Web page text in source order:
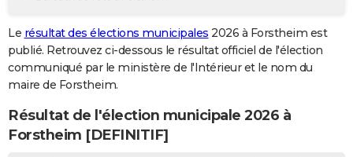
GUIDES D'ACHAT
BONS PLANS
CARTE DE VOEUX
Carte de Noël
Carte Bonne année
Carte Saint-Valentin
Carte Pâques
Carte d'anniversaire
Le résultat des élections municipales 2026 à Forstheim est
publié. Retrouvez ci-dessous le résultat officiel de l'élection
communiqué par le ministère de l'Intérieur et le nom du
maire de Forstheim.
Résultat de l'élection municipale 2026 à
Forstheim [DEFINITIF]